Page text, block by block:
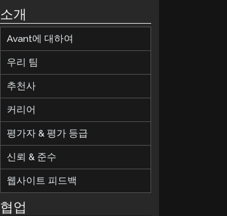
소개
Avant에 대하여
우리 팀
추천사
커리어
평가자 & 평가 등급
신뢰 & 준수
웹사이트 피드백
협업